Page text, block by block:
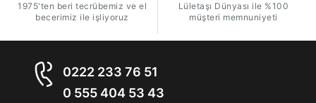
1975'ten beri tecrübemiz ve el
becerimiz ile işliyoruz
Lületaşı Dünyası ile %100
müşteri memnuniyeti
0222 233 76 51
0 555 404 53 43